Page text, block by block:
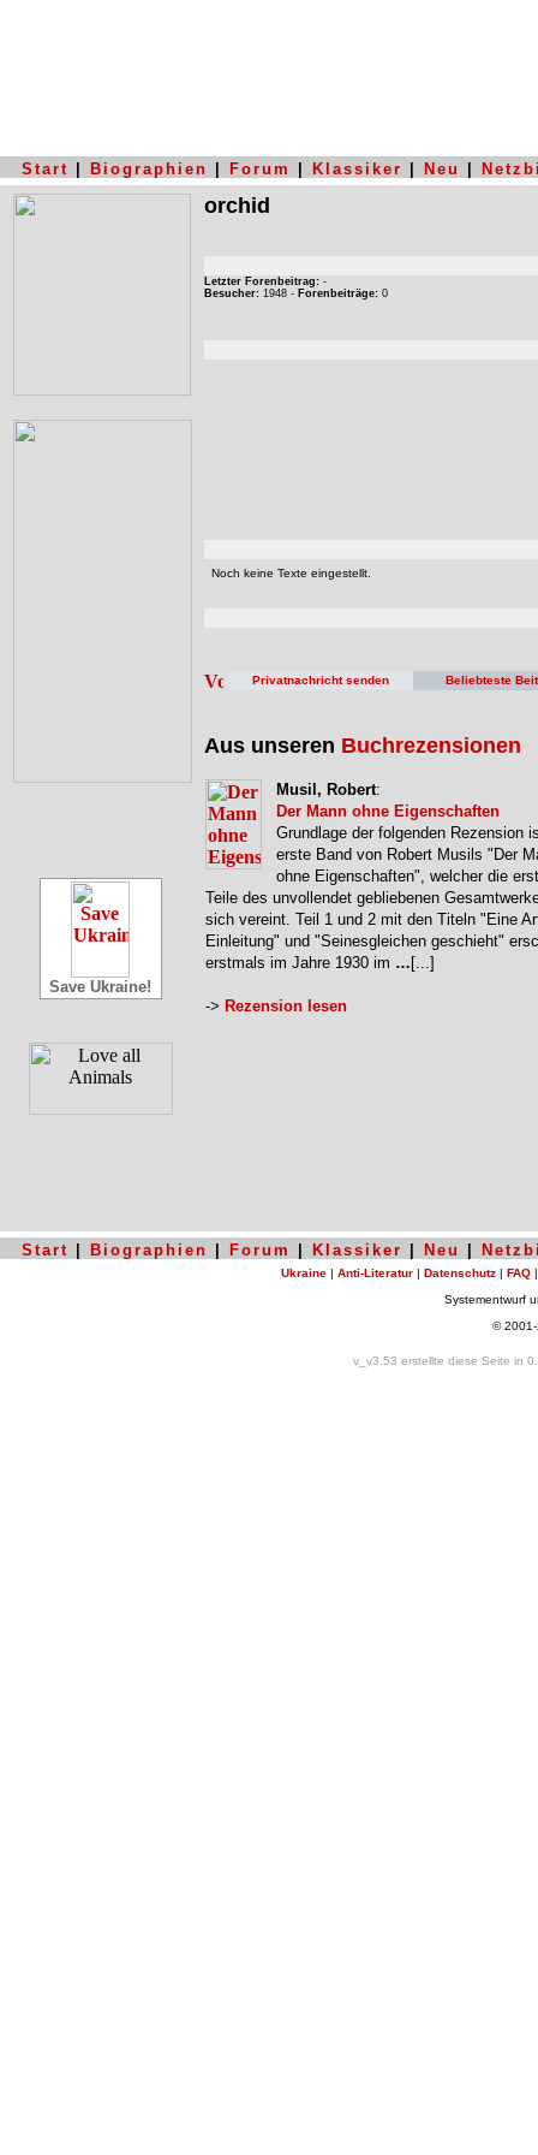
Start Biographien Forum Klassiker Neu
Save Ukraine!
orchid
Letzter Forenbeitrag: -
Besucher: 1948 - Forenbeiträge: 0
Noch keine Texte eingestellt.
Privatnachricht senden Beliebteste
Aus unseren Buchrezensionen
Musil, Robert:
Der Mann ohne Eigenschaften
Grundlage der folgenden Rezension
erste Band von Robert Musils "Der
ohne Eigenschaften", welcher die
Teile des unvollendet gebliebenen
sich vereint. Teil 1 und 2 mit den Titeln "Eine
Einleitung" und "Seinesgleichen geschieht"
erstmals im Jahre 1930 im … [...]
-> Rezension lesen
Start Biographien Forum Klassiker Neu
Ukraine | Anti-Literatur | Datenschutz | FAQ
Systementwurf
©
v_v3.53 erstellte diese Seite in